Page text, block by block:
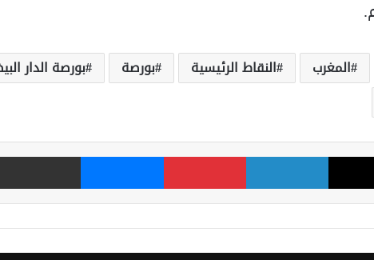
المغرب النقاط الرئيسية بورصة
بورصة الدار
‫X لينكدإن بينتيريست ماسنجر